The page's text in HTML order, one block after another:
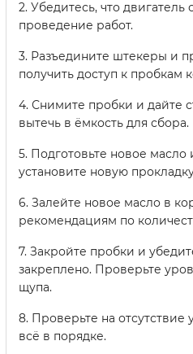
2. Убедитесь, что
проведение работ.
3. Разъедините штекеры и
получить доступ к пробкам
4. Снимите пробки и дайте
вытечь в ёмкость для сбора.
5. Подготовьте новое масло
установите новую
6. Залейте новое масло в
рекомендациям по
7. Закройте пробки и
закреплено. Проверьте
щупа.
8. Проверьте на отсутствие
всё в порядке.